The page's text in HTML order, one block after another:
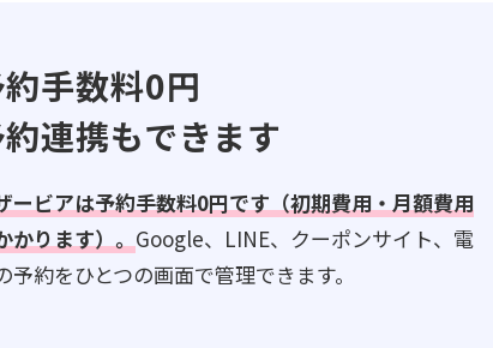
手数料0円
連携もできます
ービアは予約手数料0円です（初期費用・月額費用
かります）。 Google、LINE、クーポンサイト、電
予約をひとつの画面で管理できます。